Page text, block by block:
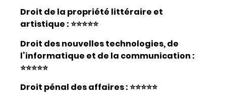
Droit de la propriété littéraire et
artistique : ⭐⭐⭐⭐⭐
Droit des nouvelles technologies, de
l’informatique et de la communication :
⭐⭐⭐⭐⭐
Droit pénal des affaires: ⭐⭐⭐⭐⭐